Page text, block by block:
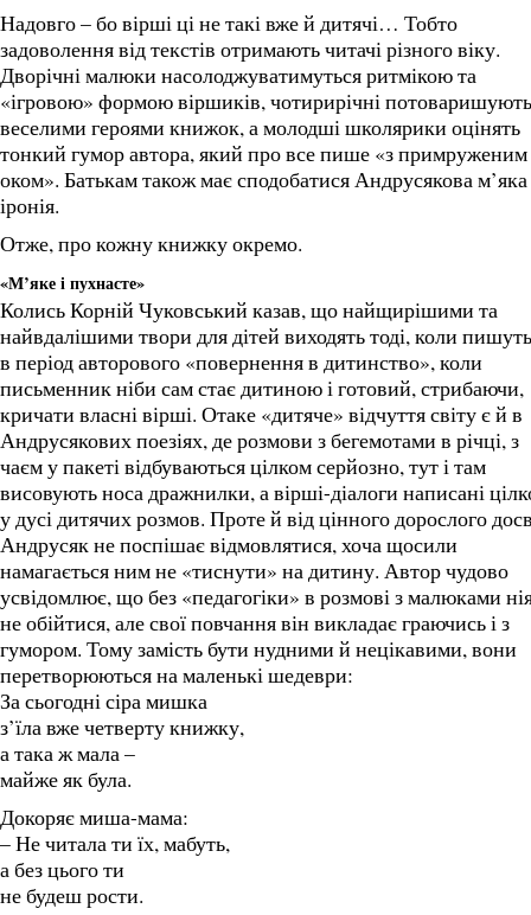
Надовго – бо вірші ці не такі вже й дитячі… Тобто
задоволення від текстів отримають читачі різного віку.
Дворічні малюки насолоджуватимуться ритмікою та
«ігровою» формою віршиків, чотирирічні потоваришують
веселими героями книжок, а молодші школярики оцінять
тонкий гумор автора, який про все пише «з примруженим
оком». Батькам також має сподобатися Андрусякова м’яка
іронія.
Отже, про кожну книжку окремо.
«М’яке і пухнасте»
Колись Корній Чуковський казав, що найщирішими та
найвдалішими твори для дітей виходять тоді, коли
в період авторового «повернення в дитинство», коли
письменник ніби сам стає дитиною і готовий, стрибаючи,
кричати власні вірші. Отаке «дитяче» відчуття світу є й в
Андрусякових поезіях, де розмови з бегемотами в річці, з
чаєм у пакеті відбуваються цілком серйозно, тут і там
висовують носа дражнилки, а вірші-діалоги написані
у дусі дитячих розмов. Проте й від цінного дорослого
Андрусяк не поспішає відмовлятися, хоча щосили
намагається ним не «тиснути» на дитину. Автор чудово
усвідомлює, що без «педагогіки» в розмові з малюками
не обійтися, але свої повчання він викладає граючись і з
гумором. Тому замість бути нудними й нецікавими, вони
перетворюються на маленькі шедеври:
За сьогодні сіра мишка
з’їла вже четверту книжку,
а така ж мала –
майже як була.
Докоряє миша-мама:
– Не читала ти їх, мабуть,
а без цього ти
не будеш рости.